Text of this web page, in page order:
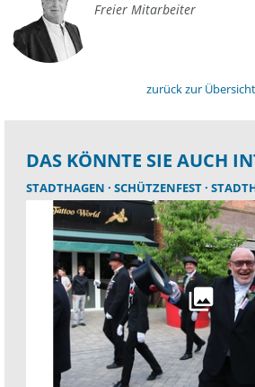
Freier Mitarbeiter
zurück zur Übersicht
DAS KÖNNTE SIE AUCH
STADTHAGEN SCHÜTZENFEST